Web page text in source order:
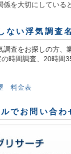
係を大切にしてい
ない浮気調査
査をお探しの方、
時間調査、20時間
料金表
でお問い合わ